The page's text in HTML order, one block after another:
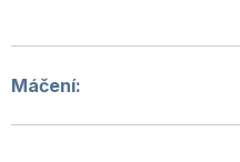
Máčení: